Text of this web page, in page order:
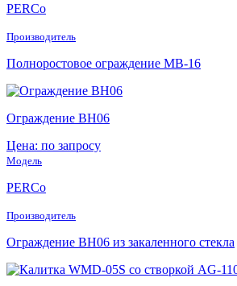
PERCo
Производитель
Полноростовое ограждение МB-16
Ограждение ВН06
Цена: по запросу
Модель
PERCo
Производитель
Ограждение ВН06 из закаленного стекла